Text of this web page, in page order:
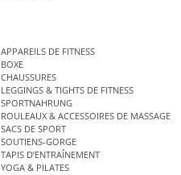
APPAREILS DE FITNESS
BOXE
CHAUSSURES
LEGGINGS & TIGHTS DE FITNESS
SPORTNAHRUNG
ROULEAUX & ACCESSOIRES DE MASSAGE
SACS DE SPORT
SOUTIENS-GORGE
TAPIS D’ENTRAÎNEMENT
YOGA & PILATES